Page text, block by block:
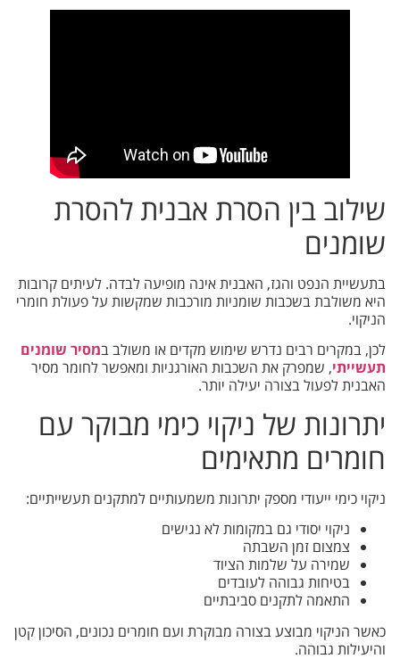
שילוב בין הסרת אבנית להסרת
שומנים
בתעשיית הנפט והגז, האבנית אינה מופיעה לבדה. לעיתים קרובות
היא משולבת בשכבות שומניות מורכבות שמקשות על פעולת חומרי
הניקוי.
לכן, במקרים רבים נדרש שימוש מקדים או משולב במסיר שומנים
תעשייתי, שמפרק את השכבות האורגניות ומאפשר לחומר מסיר
האבנית לפעול בצורה יעילה יותר.
יתרונות של ניקוי כימי מבוקר עם
חומרים מתאימים
ניקוי כימי ייעודי מספק יתרונות משמעותיים למתקנים תעשייתיים:
ניקוי יסודי גם במקומות לא נגישים
צמצום זמן השבתה
שמירה על שלמות הציוד
בטיחות גבוהה לעובדים
התאמה לתקנים סביבתיים
כאשר הניקוי מבוצע בצורה מבוקרת ועם חומרים נכונים, הסיכון קטן
והיעילות גבוהה.